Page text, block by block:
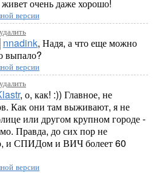
очень даже хорошо!
версии
удалить
nnadink, Надя, а что еще можно
выпало?
версии
удалить
, о, как! :)) Главное, не
Как они там выживают, я не
или другом крупном городе -
Правда, до сих пор не
и СПИДом и ВИЧ болеет 60
версии